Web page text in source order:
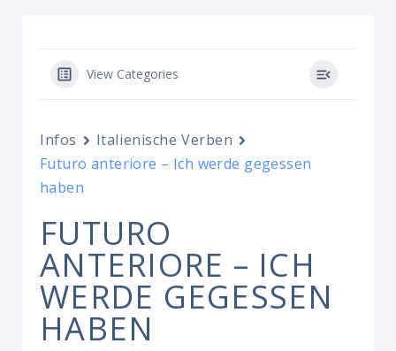
View Categories
Infos
Italienische Verben
Futuro anteriore – Ich werde gegessen
haben
FUTURO
ANTERIORE – ICH
WERDE GEGESSEN
HABEN